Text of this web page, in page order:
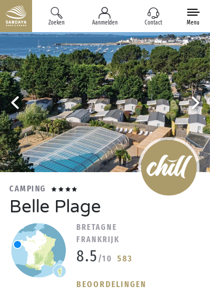
Zoeken Aanmelden Contact Menu
CAMPING
Belle Plage
BRETAGNE
FRANKRIJK
8.5 /10 583
BEOORDELINGEN